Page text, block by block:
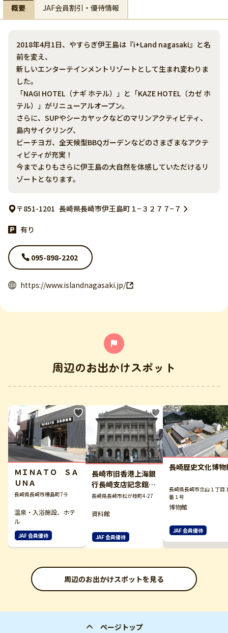
概要 JAF会員割引・優待情報
2018年4月1日、やすらぎ伊王島は『i+Land nagasaki』と名
前を変え、
新しいエンターテインメントリゾートとして生まれ変わりま
した。
「NAGI HOTEL（ナギ ホテル）」と「KAZE HOTEL（カゼ ホ
テル）」がリニューアルオープン。
さらに、SUPやシーカヤックなどのマリンアクティビティ、
島内サイクリング、
ビーチヨガ、全天候型BBQガーデンなどのさまざまなアクテ
ィビティが充実！
今までよりもさらに伊王島の大自然を体感していただけるリ
ゾートとなります。
〒851-1201 長崎県長崎市伊王島町１−３２７７−７
有り
095-898-2202
https://www.islandnagasaki.jp/
周辺のお出かけスポット
ＭＩＮＡＴＯ ＳＡ
ＵＮＡ
長崎県長崎市樺島町7-9
温泉・入浴施設、ホテ
ル
JAF 会員優待
長崎市旧香港上海銀
行長崎支店記念館
長崎近代交流史と孫
ジアム
長崎県長崎市松が枝町4-27
資料館
JAF 会員優待
長崎歴史文化博物
長崎県長崎市立山１丁目
番１号
博物館
JAF 会員優待
周辺のお出かけスポットを見る
ページトップ